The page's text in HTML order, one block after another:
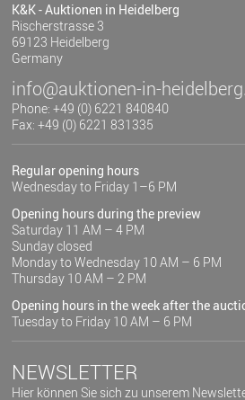
K&K - Auktionen in Heidelberg
Rischerstrasse 3
69123 Heidelberg
Germany
info@auktionen-in-
Phone: +49 (0) 6221 840840
Fax: +49 (0) 6221 831335
Regular opening hours
Wednesday to Friday 1–6 PM
Opening hours during the preview
Saturday 11 AM – 4 PM
Sunday closed
Monday to Wednesday 10 AM – 6 PM
Thursday 10 AM – 2 PM
Opening hours in the week after the
Tuesday to Friday 10 AM – 6 PM
NEWSLETTER
Hier können Sie sich zu unserem